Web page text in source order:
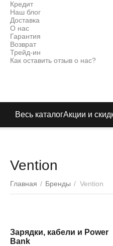
Кредит
Наш блог
Доставка
О нас
Гарантия
Возврат
Трейд-ин
Как оставить отзыв о нас?
Весь каталогАкции и
Vention
Главная / Бренды / Vention
Зарядки, кабели и Power
Bank